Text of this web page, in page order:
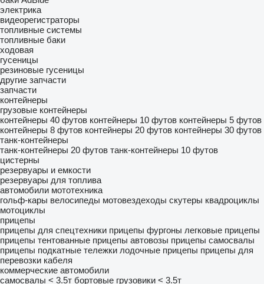
электрика
видеорегистраторы
топливные системы
топливные баки
ходовая
гусеницы
резиновые гусеницы
другие запчасти
запчасти
контейнеры
грузовые контейнеры
контейнеры 40 футов контейнеры 10 футов контейнеры 5 футов
контейнеры 8 футов контейнеры 20 футов контейнеры 30 футов
танк-контейнеры
танк-контейнеры 20 футов танк-контейнеры 10 футов
цистерны
резервуары и емкости
резервуары для топлива
автомобили мототехника
гольф-кары велосипеды мотовездеходы скутеры квадроциклы
мотоциклы
прицепы
прицепы для спецтехники прицепы фургоны легковые прицепы
прицепы тентованные прицепы автовозы прицепы самосвалы
прицепы подкатные тележки лодочные прицепы прицепы для
перевозки кабеля
коммерческие автомобили
самосвалы < 3.5т бортовые грузовики < 3.5т